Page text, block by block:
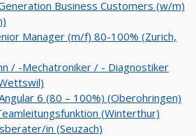
Business Customers (w/m)
Manager (m/f) 80-100% (Zurich,
/ -Mechatroniker / - Diagnostiker
6 (80 – 100%) (Oberohringen)
(Winterthur)
in (Seuzach)